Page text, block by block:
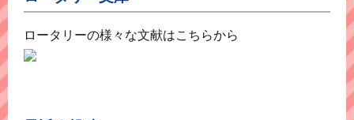
ロータリーの様々な文献はこちらから